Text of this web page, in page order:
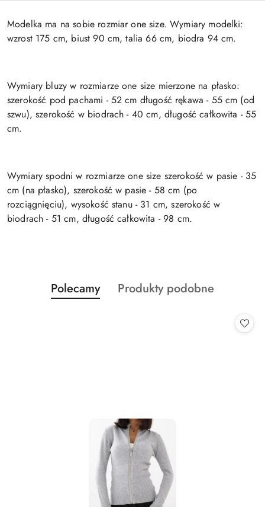
Modelka ma na sobie rozmiar one size. Wymiary modelki:
wzrost 175 cm, biust 90 cm, talia 66 cm, biodra 94 cm.
Wymiary bluzy w rozmiarze one size mierzone na płasko:
szerokość pod pachami - 52 cm długość rękawa - 55 cm (od
szwu), szerokość w biodrach - 40 cm, długość całkowita - 55
cm.
Wymiary spodni w rozmiarze one size szerokość w pasie - 35
cm (na płasko), szerokość w pasie - 58 cm (po
rozciągnięciu), wysokość stanu - 31 cm, szerokość w
biodrach - 51 cm, długość całkowita - 98 cm.
Pomiń karuzelę produktów
Produkty
o
Polecamy
Produkty
Produkty podobne